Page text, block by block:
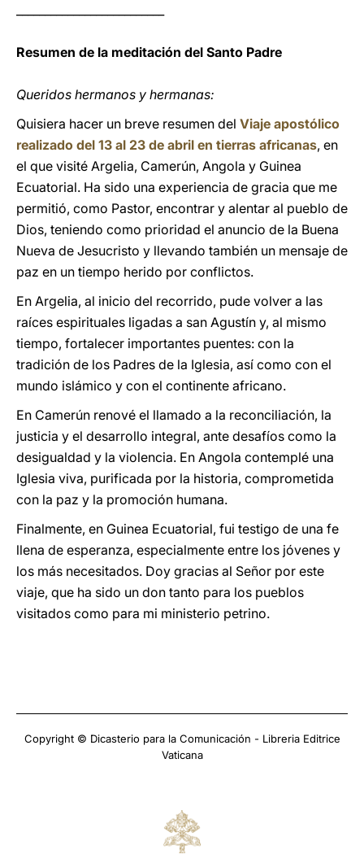
Resumen de la meditación del Santo Padre
Queridos hermanos y hermanas:
Quisiera hacer un breve resumen del Viaje apostólico
realizado del 13 al 23 de abril en tierras africanas, en
el que visité Argelia, Camerún, Angola y Guinea
Ecuatorial. Ha sido una experiencia de gracia que me
permitió, como Pastor, encontrar y alentar al pueblo de
Dios, teniendo como prioridad el anuncio de la Buena
Nueva de Jesucristo y llevando también un mensaje de
paz en un tiempo herido por conflictos.
En Argelia, al inicio del recorrido, pude volver a las
raíces espirituales ligadas a san Agustín y, al mismo
tiempo, fortalecer importantes puentes: con la
tradición de los Padres de la Iglesia, así como con el
mundo islámico y con el continente africano.
En Camerún renové el llamado a la reconciliación, la
justicia y el desarrollo integral, ante desafíos como la
desigualdad y la violencia. En Angola contemplé una
Iglesia viva, purificada por la historia, comprometida
con la paz y la promoción humana.
Finalmente, en Guinea Ecuatorial, fui testigo de una fe
llena de esperanza, especialmente entre los jóvenes y
los más necesitados. Doy gracias al Señor por este
viaje, que ha sido un don tanto para los pueblos
visitados como para mi ministerio petrino.
Copyright © Dicasterio para la Comunicación - Libreria Editrice
Vaticana